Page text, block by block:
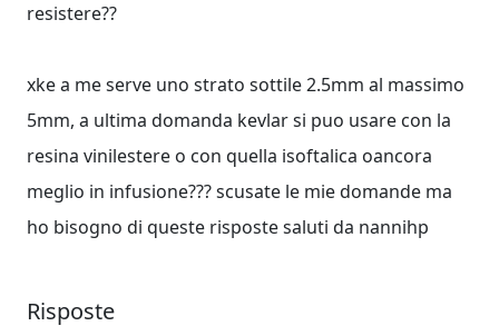
resistere??
xke a me serve uno strato sottile 2.5mm al massimo
5mm, a ultima domanda kevlar si puo usare con la
resina vinilestere o con quella isoftalica oancora
meglio in infusione??? scusate le mie domande ma
ho bisogno di queste risposte saluti da nannihp
Risposte